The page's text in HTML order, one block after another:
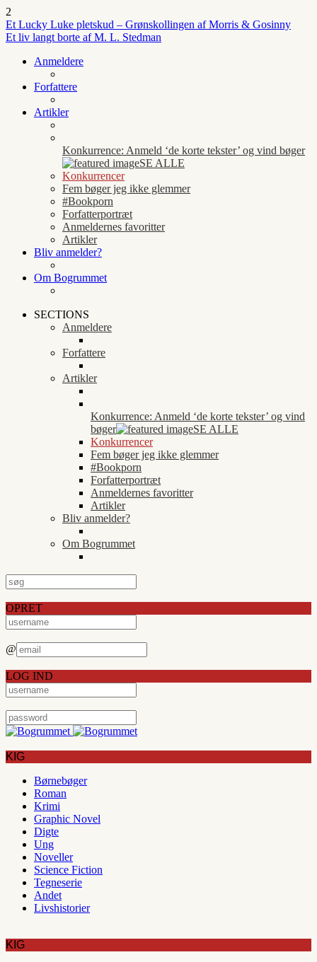
2
Et Lucky Luke pletskud – Grønskollingen af Morris & Gosinny
Et liv langt borte af M. L. Stedman
Anmeldere
Forfattere
Artikler
Konkurrence: Anmeld ‘de korte tekster’ og vind bøger
SE ALLE
Konkurrencer
Fem bøger jeg ikke glemmer
#Bookporn
Forfatterportræt
Anmeldernes favoritter
Artikler
Bliv anmelder?
Om Bogrummet
SECTIONS
Anmeldere
Forfattere
Artikler
Konkurrence: Anmeld ‘de korte tekster’ og vind
bøger
SE ALLE
Konkurrencer
Fem bøger jeg ikke glemmer
#Bookporn
Forfatterportræt
Anmeldernes favoritter
Artikler
Bliv anmelder?
Om Bogrummet
OPRET
@
LOG IND
KIG
Børnebøger
Roman
Krimi
Graphic Novel
Digte
Ung
Noveller
Science Fiction
Tegneserie
Andet
Livshistorier
KIG